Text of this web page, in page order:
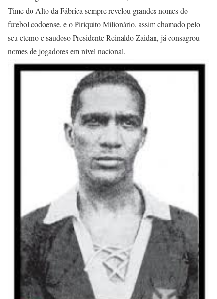
Time do Alto da Fábrica sempre revelou grandes nomes do
futebol codoense, e o Piriquito Milionário, assim chamado pelo
seu eterno e saudoso Presidente Reinaldo Zaidan, já consagrou
nomes de jogadores em nível nacional.